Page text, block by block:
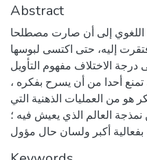
Abstract
اللغوي إلى أن صارت مصطلحا
إليه، حتى اكتسى لبوسها
درجة الاختلاف مفهوم التأويل
أحدا من أن يسرح بفكره ،
هو من العمليات الذهنية التي
نمذجة العالم الذي يعيش فيه ؛